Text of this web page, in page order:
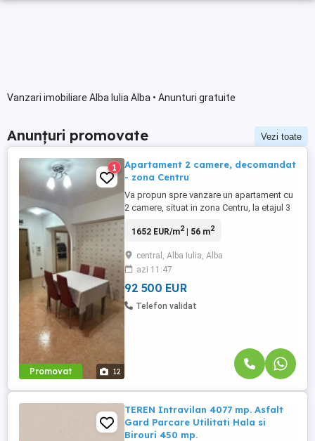
Vanzari imobiliare Alba Iulia Alba • Anunturi gratuite
Anunțuri promovate Vezi toate
Promovat 12
1
Apartament 2 camere, decomandat
- zona Centru
Va propun spre vanzare un apartament cu
2 camere, situat in zona Centru, la etajul 3
o suprafata utila de 56mp si beneficiaza
luminoasa. Compartimentare: Living
spatios, dormitor, bucatarie, baie, hol,
debara si doua balcoane. Zona ...
1652 EUR/m2| 56 m2
central, Alba Iulia, Alba
azi 11:47
92 500 EUR
Telefon validat
TEREN Intravilan 4077 mp. Asfalt
Gard Parcare Utilitati Hala si
Birouri 450 mp.